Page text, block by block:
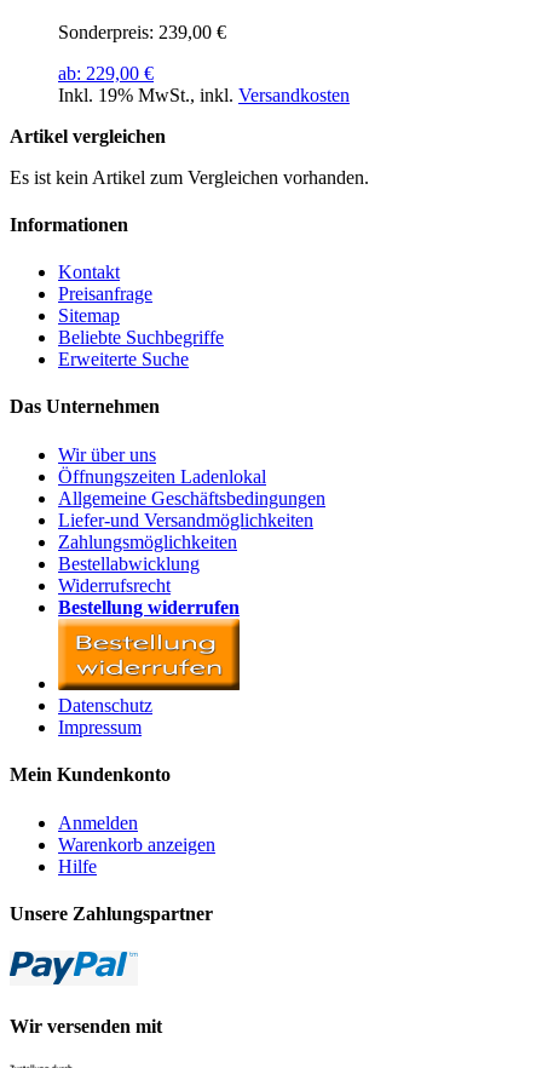
Sonderpreis: 239,00 €
ab: 229,00 €
Inkl. 19% MwSt., inkl. Versandkosten
Artikel vergleichen
Es ist kein Artikel zum Vergleichen vorhanden.
Informationen
Kontakt
Preisanfrage
Sitemap
Beliebte Suchbegriffe
Erweiterte Suche
Das Unternehmen
Wir über uns
Öffnungszeiten Ladenlokal
Allgemeine Geschäftsbedingungen
Liefer-und Versandmöglichkeiten
Zahlungsmöglichkeiten
Bestellabwicklung
Widerrufsrecht
Bestellung widerrufen
Datenschutz
Impressum
Mein Kundenkonto
Anmelden
Warenkorb anzeigen
Hilfe
Unsere Zahlungspartner
Wir versenden mit